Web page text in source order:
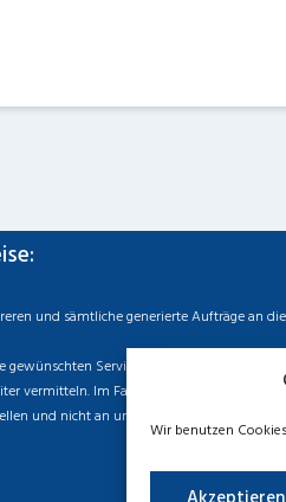
Wir benutzen
und sämtliche generierte Aufträge an
Services als mobiler
vermitteln. Im Falle eines vermittelten
und nicht an uns zu richten. Entnehmen